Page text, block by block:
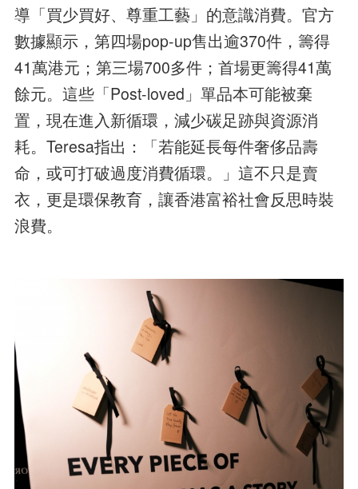
導「買少買好、尊重工藝」的意識消費。官方
數據顯示，第四場pop-up售出逾370件，籌得
41萬港元；第三場700多件；首場更籌得41萬
餘元。這些「Post-loved」單品本可能被棄
置，現在進入新循環，減少碳足跡與資源消
耗。Teresa指出：「若能延長每件奢侈品壽
命，或可打破過度消費循環。」這不只是賣
衣，更是環保教育，讓香港富裕社會反思時裝
浪費。